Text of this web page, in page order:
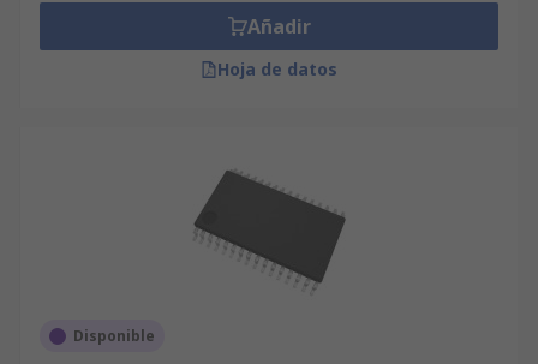
Añadir
Hoja de datos
Disponible